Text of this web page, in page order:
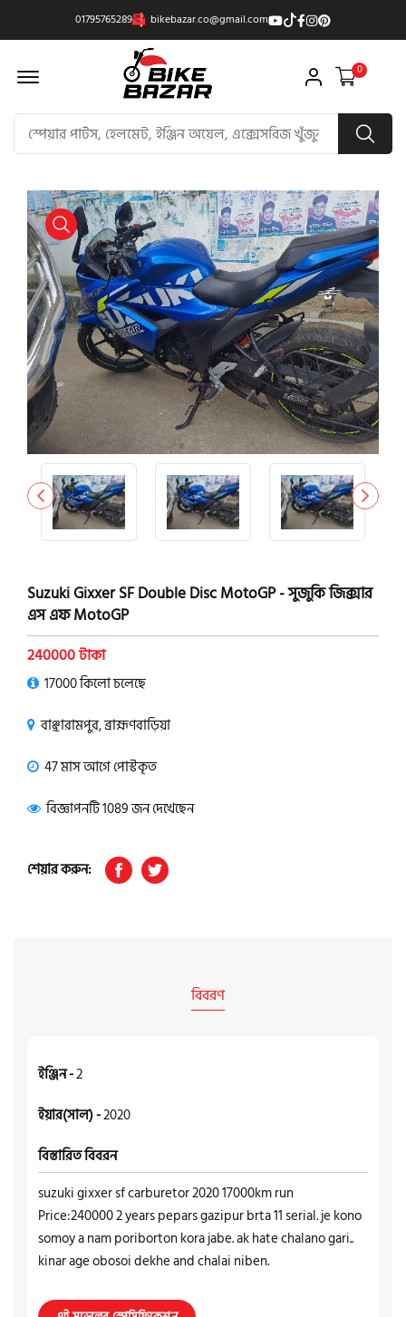
01795765289 bikebazar.co@gmail.com
Offcanvas Menu Open 0
product view
Suzuki Gixxer SF Double Disc MotoGP - সুজুকি জিক্সার
এস এফ MotoGP
240000 টাকা
17000 কিলো চলেছে
বাঞ্ছারামপুর, ব্রাহ্মণবাড়িয়া
47 মাস আগে পোস্টকৃত
বিজ্ঞাপনটি 1089 জন দেখেছেন
শেয়ার করুন:
বিবরণ
ইঞ্জিন -2
ইয়ার(সাল) -2020
বিস্তারিত বিবরন
suzuki gixxer sf carburetor 2020 17000km run
Price:240000 2 years pepars gazipur brta 11 serial. je kono
somoy a nam poriborton kora jabe. ak hate chalano gari..
kinar age obosoi dekhe and chalai niben.